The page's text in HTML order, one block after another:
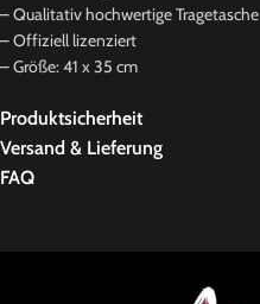
– Qualitativ hochwertige Tragetasche
– Offiziell lizenziert
– Größe: 41 x 35 cm
Produktsicherheit
Versand & Lieferung
FAQ